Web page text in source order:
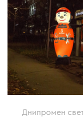
Днипромен